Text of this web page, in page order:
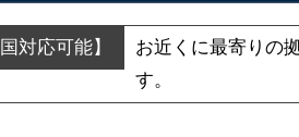
お近くに最寄りの
す。